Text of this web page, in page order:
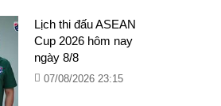
Lịch thi đấu ASEAN
Cup 2026 hôm nay
ngày 8/8
07/08/2026 23:15